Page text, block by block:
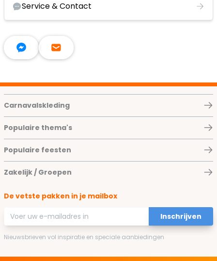
Service & Contact
Carnavalskleding
Populaire thema's
Populaire feesten
Zakelijk / Groepen
De vetste pakken in je mailbox
E-mailadres
Inschrijven
Nieuwsbrieven vol inspiratie en speciale aanbiedingen